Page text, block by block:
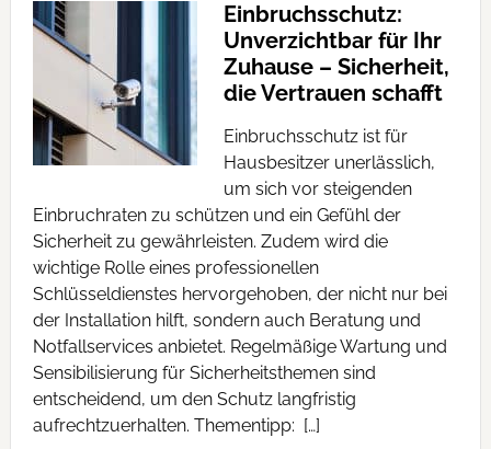
Einbruchsschutz:
Unverzichtbar für Ihr
Zuhause – Sicherheit,
die Vertrauen schafft
Einbruchsschutz ist für
Hausbesitzer unerlässlich,
um sich vor steigenden
Einbruchraten zu schützen und ein Gefühl der
Sicherheit zu gewährleisten. Zudem wird die
wichtige Rolle eines professionellen
Schlüsseldienstes hervorgehoben, der nicht nur bei
der Installation hilft, sondern auch Beratung und
Notfallservices anbietet. Regelmäßige Wartung und
Sensibilisierung für Sicherheitsthemen sind
entscheidend, um den Schutz langfristig
aufrechtzuerhalten. Thementipp: […]